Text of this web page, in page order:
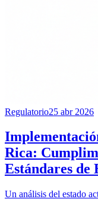
Regulatorio25 abr 2026
Rica:
Estándares de
Un análisis del estado